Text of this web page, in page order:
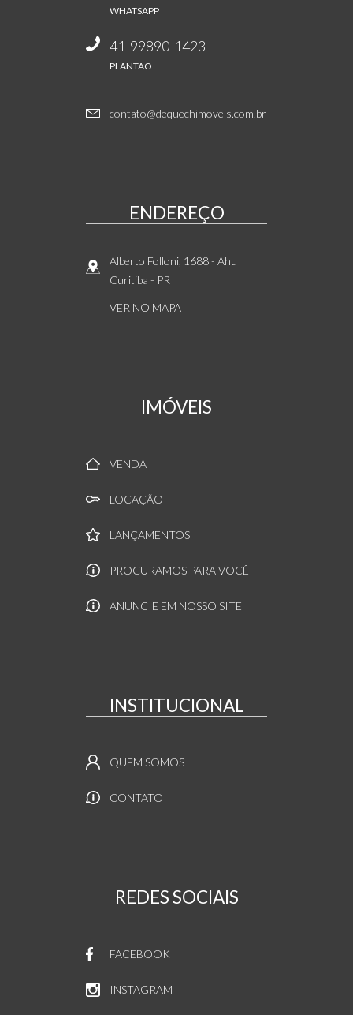
WHATSAPP
41-99890-1423
PLANTÃO
contato@dequechimoveis.com.br
ENDEREÇO
Alberto Folloni, 1688- Ahu
Curitiba - PR
VER NO MAPA
IMÓVEIS
VENDA
LOCAÇÃO
LANÇAMENTOS
PROCURAMOS PARA VOCÊ
ANUNCIE EM NOSSO SITE
INSTITUCIONAL
QUEM SOMOS
CONTATO
REDES SOCIAIS
FACEBOOK
INSTAGRAM